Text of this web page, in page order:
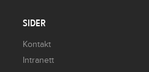
SIDER
Kontakt
Intranett